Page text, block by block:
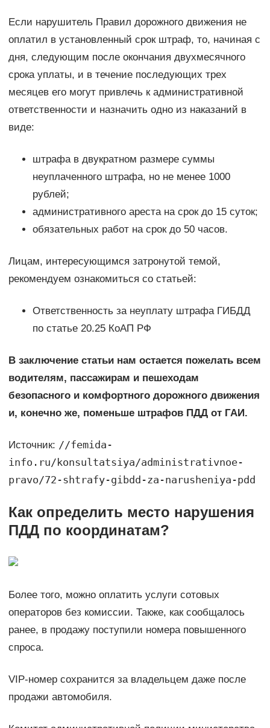
Если нарушитель Правил дорожного движения не
оплатил в установленный срок штраф, то, начиная с
дня, следующим после окончания двухмесячного
срока уплаты, и в течение последующих трех
месяцев его могут привлечь к административной
ответственности и назначить одно из наказаний в
виде:
штрафа в двукратном размере суммы
неуплаченного штрафа, но не менее 1000
рублей;
административного ареста на срок до 15 суток;
обязательных работ на срок до 50 часов.
Лицам, интересующимся затронутой темой,
рекомендуем ознакомиться со статьей:
Ответственность за неуплату штрафа ГИБДД
по статье 20.25 КоАП РФ
В заключение статьи нам остается пожелать всем
водителям, пассажирам и пешеходам
безопасного и комфортного дорожного движения
и, конечно же, поменьше штрафов ПДД от ГАИ.
Источник: //femida-
info.ru/konsultatsiya/administrativnoe-
pravo/72-shtrafy-gibdd-za-narusheniya-pdd
Как определить место нарушения
ПДД по координатам?
Более того, можно оплатить услуги сотовых
операторов без комиссии. Также, как сообщалось
ранее, в продажу поступили номера повышенного
спроса.
VIP-номер сохранится за владельцем даже после
продажи автомобиля.